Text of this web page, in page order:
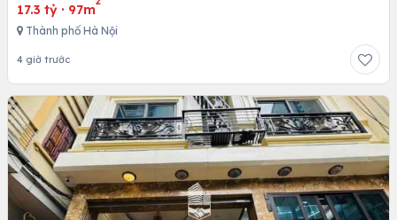
17.3 tỷ · 97m
Thành phố Hà Nội
4 giờ trước